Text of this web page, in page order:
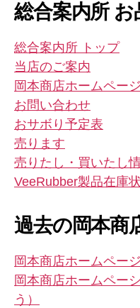
総合案内所 お
総合案内所 トップ
当店のご案内
岡本商店ホームペー
お問い合わせ
おサボり予定表
売ります
売りたし・買いたし
VeeRubber製品在庫
過去の岡本商
岡本商店ホームペー
岡本商店ホームペー
う）